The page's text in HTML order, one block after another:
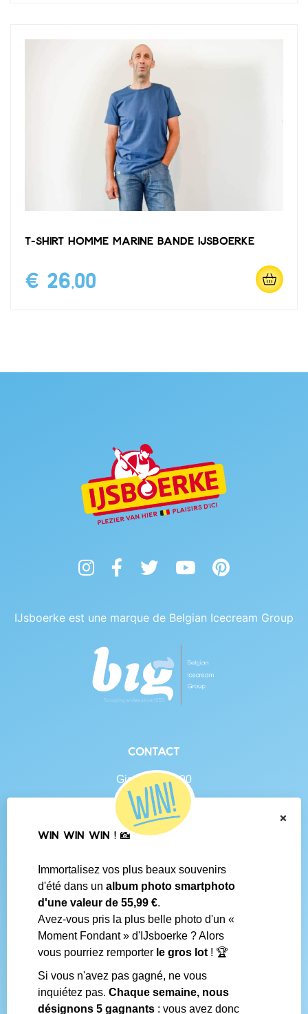
T-shirt homme marine bande IJsboerke
€ 26,00
InstagramFacebookTwitter YouTubePinterest
IJsboerke est une marque de Belgian Icecream Group
Contact
Gierlebaan 100
B-2460 Tielen
BE 0438.625.684
Contact
Conditions générales
Questions fréquentes
Média social
Boutiques IJsboerke
Livrer votre courrier des fans
Concours IJsboerke
×
WIN WIN WIN ! 📸
Immortalisez vos plus beaux souvenirs
d'été dans un album photo smartphoto
d'une valeur de 55,99 €.
Avez-vous pris la plus belle photo d'un «
Moment Fondant » d'IJsboerke ? Alors
vous pourriez remporter le gros lot ! 🏆
Si vous n'avez pas gagné, ne vous
inquiétez pas. Chaque semaine, nous
désignons 5 gagnants : vous avez donc